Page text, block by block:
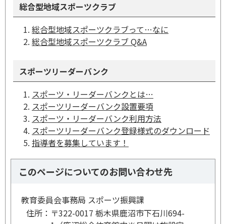
総合型地域スポーツクラブ
総合型地域スポーツクラブって…なに
総合型地域スポーツクラブ Q&A
スポーツリーダーバンク
スポーツ・リーダーバンクとは…
スポーツリーダーバンク設置要項
スポーツ・リーダーバンク利用方法
スポーツリーダーバンク登録様式のダウンロード
指導者を募集しています！
このページについてのお問い合わせ先
教育委員会事務局 スポーツ振興課
住所： 〒322-0017 栃木県鹿沼市下石川694-